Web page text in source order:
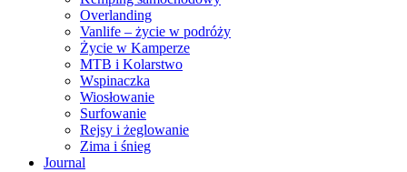
Overlanding
Vanlife – życie w podróży
Życie w Kamperze
MTB i Kolarstwo
Wspinaczka
Wiosłowanie
Surfowanie
Rejsy i żeglowanie
Zima i śnieg
Journal